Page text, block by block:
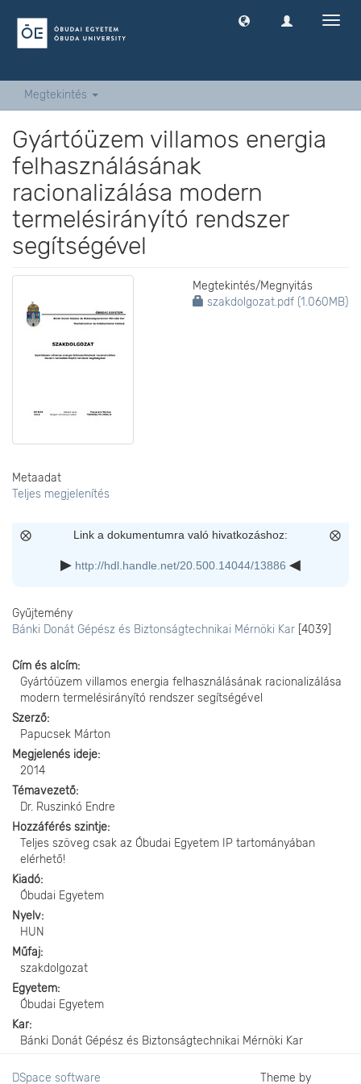
Megtekintés
Gyártóüzem villamos energia
felhasználásának
racionalizálása modern
termelésirányító rendszer
segítségével
Megtekintés/Megnyitás
szakdolgozat.pdf (1.060MB)
Metaadat
Teljes megjelenítés
Link a dokumentumra való hivatkozáshoz:
http://hdl.handle.net/20.500.14044/13886
Gyűjtemény
Bánki Donát Gépész és Biztonságtechnikai Mérnöki Kar [4039]
Cím és alcím
Gyártóüzem villamos energia felhasználásának racionalizálása
modern termelésirányító rendszer segítségével
Szerző
Papucsek Márton
Megjelenés ideje
2014
Témavezető
Dr. Ruszinkó Endre
Hozzáférés szintje
Teljes szöveg csak az Óbudai Egyetem IP tartományában
elérhető!
Kiadó
Óbudai Egyetem
Nyelv
HUN
Műfaj
szakdolgozat
Egyetem
Óbudai Egyetem
Kar
Bánki Donát Gépész és Biztonságtechnikai Mérnöki Kar
DSpace software Theme by